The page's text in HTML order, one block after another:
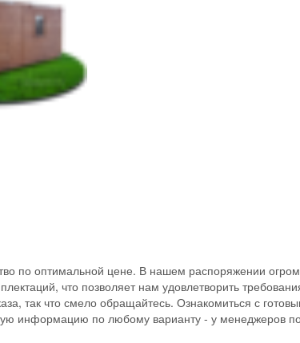
по оптимальной цене. В нашем распоряжении
что позволяет нам удовлетворить
так что смело обращайтесь. Ознакомиться с
информацию по любому варианту - у менеджеров